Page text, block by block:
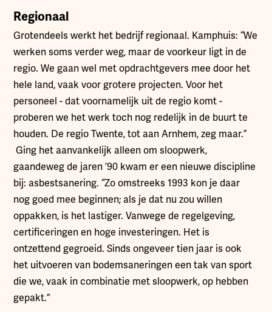
Regionaal
Grotendeels werkt het bedrijf regionaal. Kamphuis: “We
werken soms verder weg, maar de voorkeur ligt in de
regio. We gaan wel met opdrachtgevers mee door het
hele land, vaak voor grotere projecten. Voor het
personeel - dat voornamelijk uit de regio komt -
proberen we het werk toch nog redelijk in de buurt te
houden. De regio Twente, tot aan Arnhem, zeg maar.”
Ging het aanvankelijk alleen om sloopwerk,
gaandeweg de jaren ’90 kwam er een nieuwe discipline
bij: asbestsanering. “Zo omstreeks 1993 kon je daar
nog goed mee beginnen; als je dat nu zou willen
oppakken, is het lastiger. Vanwege de regelgeving,
certificeringen en hoge investeringen. Het is
ontzettend gegroeid. Sinds ongeveer tien jaar is ook
het uitvoeren van bodemsaneringen een tak van sport
die we, vaak in combinatie met sloopwerk, op hebben
gepakt.”